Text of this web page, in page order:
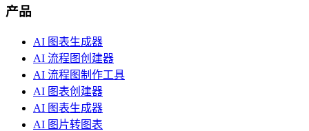
产品
AI 图表生成器
AI 流程图创建器
AI 流程图制作工具
AI 图表创建器
AI 图表生成器
AI 图片转图表